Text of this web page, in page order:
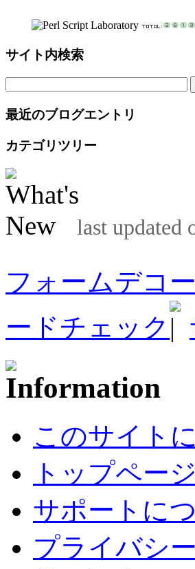
サイト内検索
最近のブログエントリ
カテゴリツリー
last updated
フォームデコ
ードチェック
このサイト
トップペー
サポートに
プライバシ